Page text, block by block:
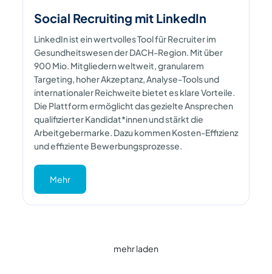
Social Recruiting mit LinkedIn
LinkedIn ist ein wertvolles Tool für Recruiter im
Gesundheitswesen der DACH-Region. Mit über
900 Mio. Mitgliedern weltweit, granularem
Targeting, hoher Akzeptanz, Analyse-Tools und
internationaler Reichweite bietet es klare Vorteile.
Die Plattform ermöglicht das gezielte Ansprechen
qualifizierter Kandidat*innen und stärkt die
Arbeitgebermarke. Dazu kommen Kosten-Effizienz
und effiziente Bewerbungsprozesse.
Mehr
mehr laden